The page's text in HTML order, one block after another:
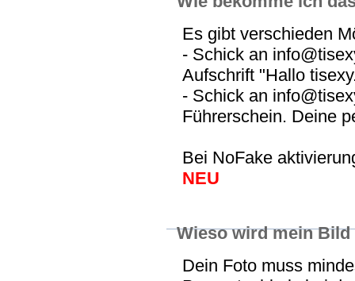
Es gibt verschieden
- Schick an
Aufschrift "Hallo
- Schick an
Führerschein. Deine
Bei NoFake
NEU
Wieso wird mein
Dein Foto muss